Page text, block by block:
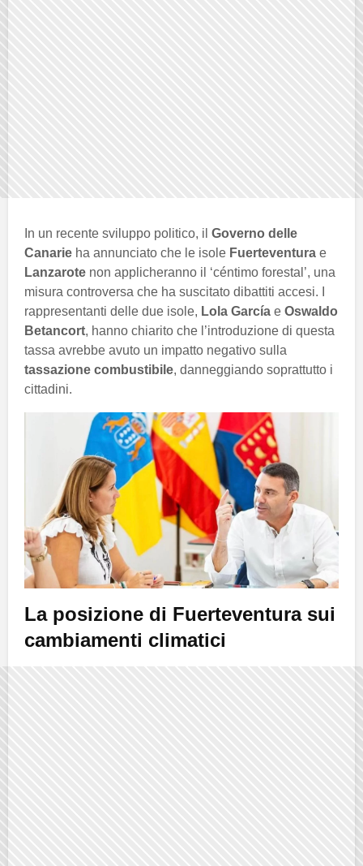
In un recente sviluppo politico, il Governo delle
Canarie ha annunciato che le isole Fuerteventura e
Lanzarote non applicheranno il ‘céntimo forestal’, una
misura controversa che ha suscitato dibattiti accesi. I
rappresentanti delle due isole, Lola García e Oswaldo
Betancort, hanno chiarito che l’introduzione di questa
tassa avrebbe avuto un impatto negativo sulla
tassazione combustibile, danneggiando soprattutto i
cittadini.
La posizione di Fuerteventura sui
cambiamenti climatici